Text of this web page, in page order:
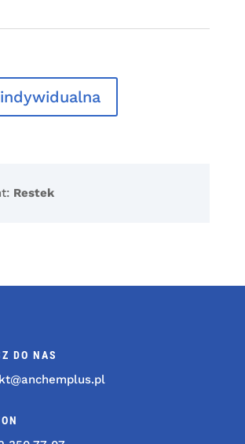
Restek
DO NAS